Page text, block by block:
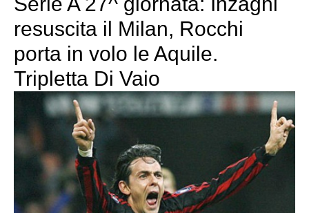
resuscita il Milan, Rocchi
porta in volo le Aquile.
Tripletta Di Vaio